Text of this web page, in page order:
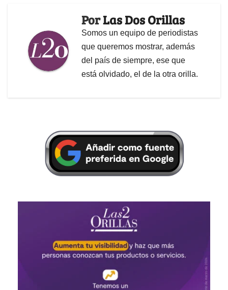
PorLas Dos Orillas
Somos un equipo de periodistas
que queremos mostrar, además
del país de siempre, ese que
está olvidado, el de la otra orilla.